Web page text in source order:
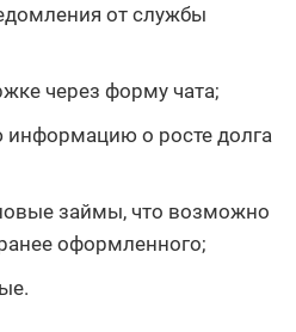
от службы
через форму чата;
информацию о росте долга
займы, что возможно
оформленного;